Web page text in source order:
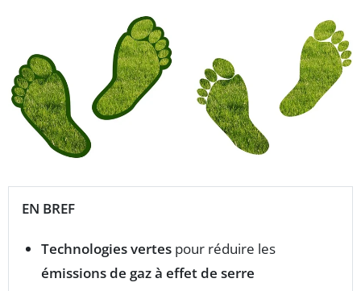
EN BREF
Technologies vertes pour réduire les
émissions de gaz à effet de serre